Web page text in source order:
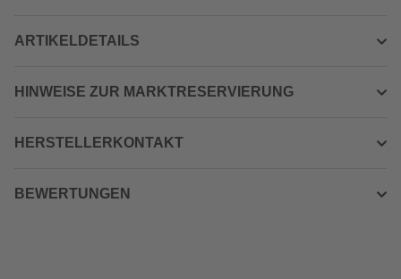
ARTIKELDETAILS
HINWEISE ZUR MARKTRESERVIERUNG
HERSTELLERKONTAKT
BEWERTUNGEN